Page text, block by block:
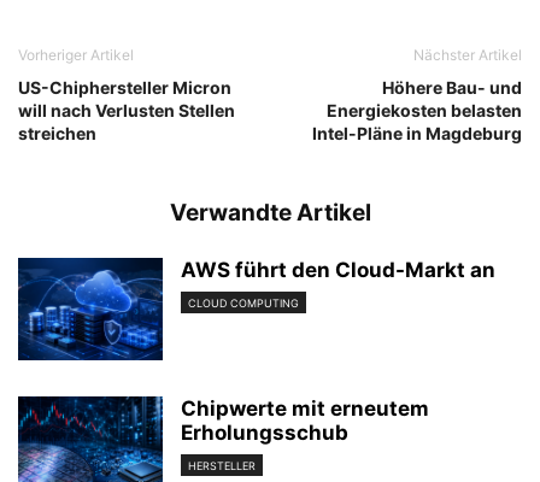
Vorheriger Artikel
US-Chiphersteller Micron
will nach Verlusten Stellen
streichen
Nächster Artikel
Höhere Bau- und
Energiekosten belasten
Intel-Pläne in Magdeburg
Verwandte Artikel
AWS führt den Cloud-Markt an
CLOUD COMPUTING
Chipwerte mit erneutem
Erholungsschub
HERSTELLER